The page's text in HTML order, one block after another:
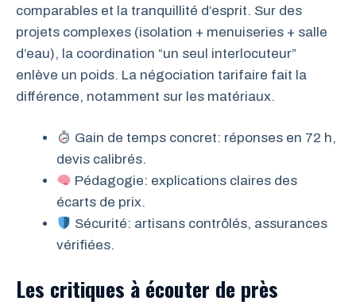
comparables et la tranquillité d’esprit. Sur des
projets complexes (isolation + menuiseries + salle
d’eau), la coordination “un seul interlocuteur”
enlève un poids. La négociation tarifaire fait la
différence, notamment sur les matériaux.
Gain de temps concret: réponses en 72 h,
devis calibrés.
Pédagogie: explications claires des
écarts de prix.
Sécurité: artisans contrôlés, assurances
vérifiées.
Les critiques à écouter de près